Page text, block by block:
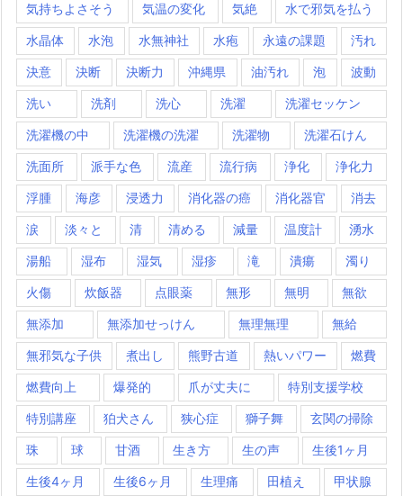
気持ちよさそう 気温の変化 気絶 水で邪気を払う
水晶体 水泡 水無神社 水疱 永遠の課題 汚れ
決意 決断 決断力 沖縄県 油汚れ 泡 波動
洗い 洗剤 洗心 洗濯 洗濯セッケン
洗濯機の中 洗濯機の洗濯 洗濯物 洗濯石けん
洗面所 派手な色 流産 流行病 浄化 浄化力
浮腫 海彦 浸透力 消化器の癌 消化器官 消去
涙 淡々と 清 清める 減量 温度計 湧水
湯船 湿布 湿気 湿疹 滝 潰瘍 濁り
火傷 炊飯器 点眼薬 無形 無明 無欲
無添加 無添加せっけん 無理無理 無給
無邪気な子供 煮出し 熊野古道 熱いパワー 燃費
燃費向上 爆発的 爪が丈夫に 特別支援学校
特別講座 狛犬さん 狭心症 獅子舞 玄関の掃除
珠 球 甘酒 生き方 生の声 生後1ヶ月
生後4ヶ月 生後6ヶ月 生理痛 田植え 甲状腺